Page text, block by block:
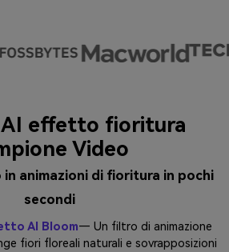
AI effetto fioritura
Video
animazioni di fioritura in pochi
secondi
AI Bloom— Un filtro di animazione
fiori floreali naturali e sovrapposizioni